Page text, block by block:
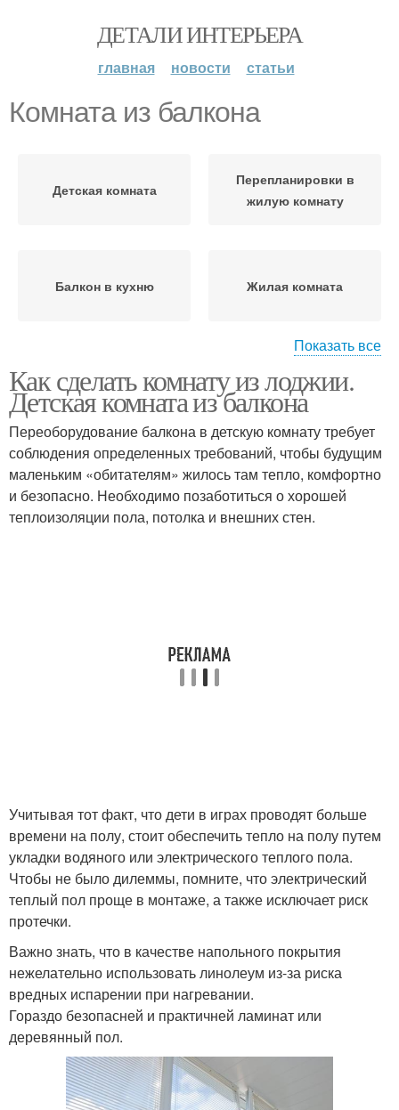
ДЕТАЛИ ИНТЕРЬЕРА
главная новости статьи
Комната из балкона
Детская комната
Перепланировки в
жилую комнату
Балкон в кухню Жилая комната
Балкон в кабинет Балкон с комнатой
Комнаты с лоджией Кабинет на балконе
Показать все
Как сделать комнату из лоджии.
Детская комната из балкона
Переоборудование балкона в детскую комнату требует
соблюдения определенных требований, чтобы будущим
маленьким «обитателям» жилось там тепло, комфортно
и безопасно. Необходимо позаботиться о хорошей
теплоизоляции пола, потолка и внешних стен.
Учитывая тот факт, что дети в играх проводят больше
времени на полу, стоит обеспечить тепло на полу путем
укладки водяного или электрического теплого пола.
Чтобы не было дилеммы, помните, что электрический
теплый пол проще в монтаже, а также исключает риск
протечки.
Важно знать, что в качестве напольного покрытия
нежелательно использовать линолеум из-за риска
вредных испарении при нагревании.
Гораздо безопасней и практичней ламинат или
деревянный пол.